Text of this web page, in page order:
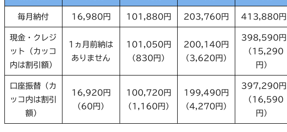
毎月納付 16,980円 101,880円 203,760円 413,880円
現金・クレジ
ット（カッコ
内は割引額）
1ヵ月前納は
ありません
101,050円
（830円）
200,140円
（3,620円）
398,590円
（15,290
円）
口座振替（カ
ッコ内は割引
額）
16,920円
（60円）
100,720円
（1,160円）
199,490円
（4,270円）
397,290円
（16,590
円）